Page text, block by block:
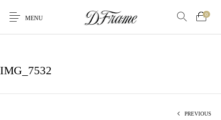
MENU
0
IMG_7532
PREVIOUS